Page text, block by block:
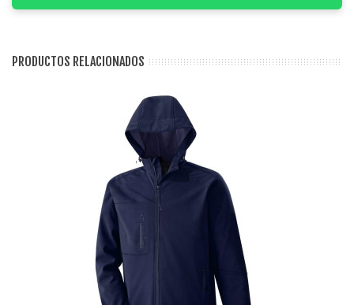
PRODUCTOS RELACIONADOS